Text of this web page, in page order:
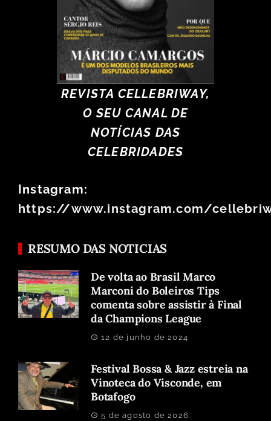
REVISTA CELLEBRIWAY,
O SEU CANAL DE
NOTÍCIAS DAS
CELEBRIDADES
Instagram:
https://www.instagram.com/
RESUMO DAS NOTICIAS
De volta ao Brasil Marco
Marconi do Boleiros Tips
comenta sobre assistir à Final
da Champions League
12 de junho de 2024
Festival Bossa & Jazz estreia na
Vinoteca do Visconde, em
Botafogo
5 de agosto de 2026